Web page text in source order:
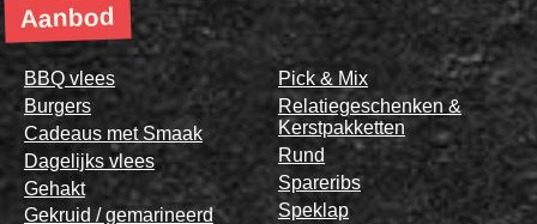
Aanbod
BBQ vlees
Burgers
Cadeaus met Smaak
Dagelijks vlees
Gehakt
Gekruid / gemarineerd
Pick & Mix
Relatiegeschenken &
Kerstpakketten
Rund
Spareribs
Speklap